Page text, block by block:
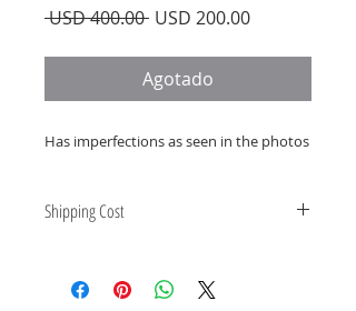
USD 400.00 Precio
USD 200.00Precio
Agotado
Has imperfections as seen in the photos
Shipping Cost
for IL and IN. State to state
shipping may be an additional cost.